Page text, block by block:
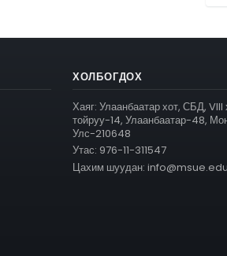
ХОЛБОГДОХ
Хаяг: Улаанбаатар хот, СБД, VIII
тойруу-14, Улаанбаатар-48,
Улс-210648
Утас: 976-11-311547
Цахим шуудан: